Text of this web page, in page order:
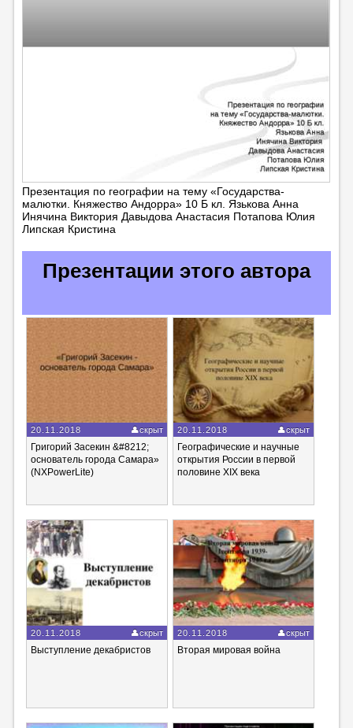
Презентация по географии на тему «Государства-
малютки. Княжество Андорра» 10 Б кл. Язькова Анна
Инячина Виктория Давыдова Анастасия Потапова Юлия
Липская Кристина
Презентации этого автора
20.11.2018 скрыт
Григорий Засекин &#8212;
основатель города Самара»
(NXPowerLite)
20.11.2018 скрыт
Географические и научные
открытия России в первой
половине XIX века
20.11.2018 скрыт
Выступление декабристов
20.11.2018 скрыт
Вторая мировая война